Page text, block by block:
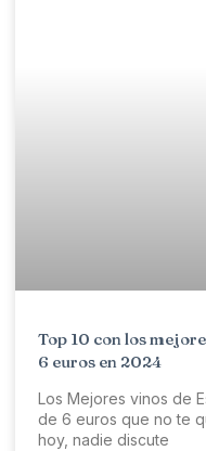
Top 10 con los
6 euros en 2024
Los Mejores vinos de
de 6 euros que no te
hoy, nadie discute